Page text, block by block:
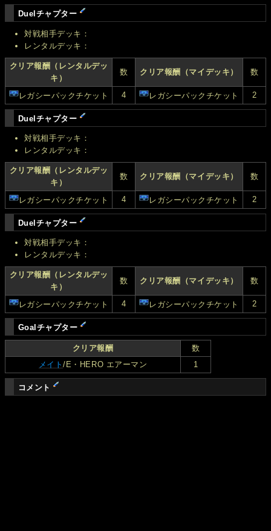
Duelチャプター
対戦相手デッキ：
レンタルデッキ：
クリア報酬（レンタルデッ
キ）
数 クリア報酬（マイデッキ） 数
レガシーパックチケット 4 レガシーパックチケット 2
Duelチャプター
対戦相手デッキ：
レンタルデッキ：
クリア報酬（レンタルデッ
キ）
数 クリア報酬（マイデッキ） 数
レガシーパックチケット 4 レガシーパックチケット 2
Duelチャプター
対戦相手デッキ：
レンタルデッキ：
クリア報酬（レンタルデッ
キ）
数 クリア報酬（マイデッキ） 数
レガシーパックチケット 4 レガシーパックチケット 2
Goalチャプター
クリア報酬
数
メイト/E・HERO エアーマン 1
コメント